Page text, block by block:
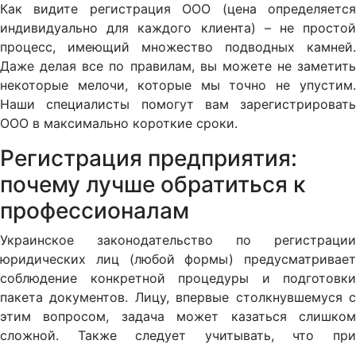
Как видите регистрация ООО (цена определяется
индивидуально для каждого клиента) – не простой
процесс, имеющий множество подводных камней.
Даже делая все по правилам, вы можете не заметить
некоторые мелочи, которые мы точно не упустим.
Наши специалисты помогут вам зарегистрировать
ООО в максимально короткие сроки.
Регистрация предприятия:
почему лучше обратиться к
профессионалам
Украинское законодательство по регистрации
юридических лиц (любой формы) предусматривает
соблюдение конкретной процедуры и подготовки
пакета документов. Лицу, впервые столкнувшемуся с
этим вопросом, задача может казаться слишком
сложной. Также следует учитывать, что при